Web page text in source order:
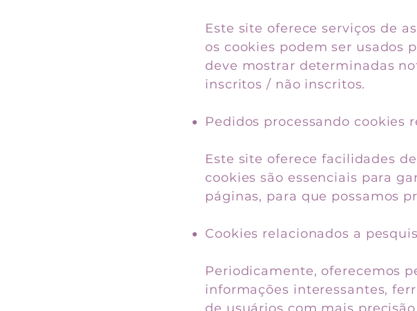
Este site oferece serviços de
os cookies podem ser usados
deve mostrar determinadas
inscritos / não inscritos.
Pedidos processando cookies
Este site oferece facilidades
cookies são essenciais para
páginas, para que possamos
Cookies relacionados a
Periodicamente, oferecemos
informações interessantes,